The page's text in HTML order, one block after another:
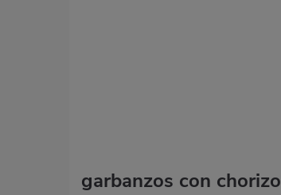
garbanzos con chorizo